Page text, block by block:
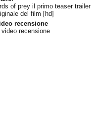
of prey il primo teaser trailer
del film [hd]
recensione
video recensione